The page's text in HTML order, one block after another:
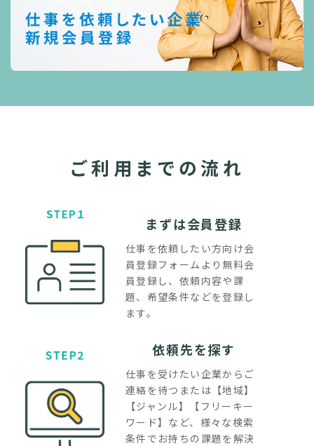
ご利用までの流れ
まずは会員登録
仕事を依頼したい方向け会
員登録フォームより無料会
員登録し、依頼内容や課
題、希望条件などを登録し
ます。
依頼先を探す
仕事を受けたい企業からご
連絡を待つまたは【地域】
【ジャンル】【フリーキー
ワード】など、様々な検索
条件でお持ちの課題を解決